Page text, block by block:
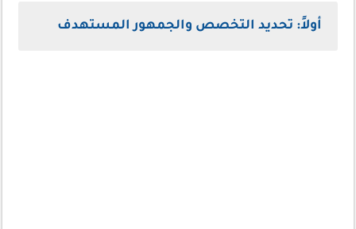
أولاً: تحديد التخصص والجمهور المستهدف